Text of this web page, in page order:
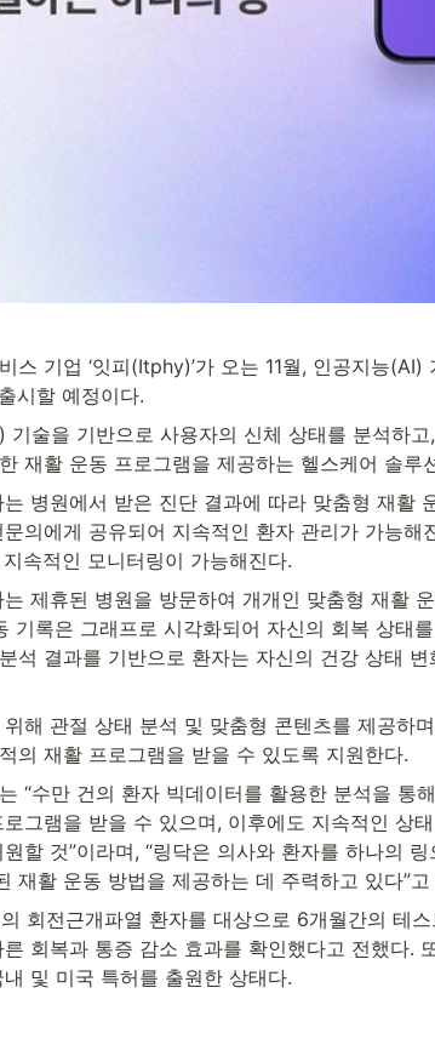
스 기업 ‘잇피(Itphy)’가 오는 11월, 인공지능(AI)
시할 예정이다.
기술을 기반으로 사용자의 신체 상태를 분석하
재활 운동 프로그램을 제공하는 헬스케어 솔루
병원에서 받은 진단 결과에 따라 맞춤형 재활
의에게 공유되어 지속적인 환자 관리가 가능해
속적인 모니터링이 가능해진다.
제휴된 병원을 방문하여 개개인 맞춤형 재활
기록은 그래프로 시각화되어 자신의 회복 상태
석 결과를 기반으로 환자는 자신의 건강 상태
해 관절 상태 분석 및 맞춤형 콘텐츠를 제공하
의 재활 프로그램을 받을 수 있도록 지원한다.
“수만 건의 환자 빅데이터를 활용한 분석을 통
그램을 받을 수 있으며, 이후에도 지속적인 상
할 것”이라며, “링닥은 의사와 환자를 하나의
재활 운동 방법을 제공하는 데 주력하고 있다”고
회전근개파열 환자를 대상으로 6개월간의 테
회복과 통증 감소 효과를 확인했다고 전했다.
및 미국 특허를 출원한 상태다.